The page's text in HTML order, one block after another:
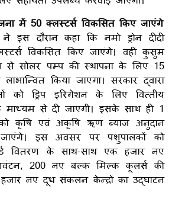
में 50 क्लस्टर्स विकसित किए जाएंगे
इस दौरान कहा कि नमो ड्रोन दीदी
विकसित किए जाएंगे। वहीं कुसुम
से सोलर पम्प की स्थापना के लिए 15
किया जाएगा। सरकार द्वारा
को ड्रिप इरिगेशन के लिए वित्तीय
माध्यम से दी जाएगी। इसके साथ ही 1
को कृषि एवं अकृषि ऋण ब्याज अनुदान
इस अवसर पर पशुपालकों को
वितरण के साथ-साथ एक हजार नए
200 नए बल्क मिल्क कूलर्स की
नए दूध संकलन केन्द्रों का उद्घाटन